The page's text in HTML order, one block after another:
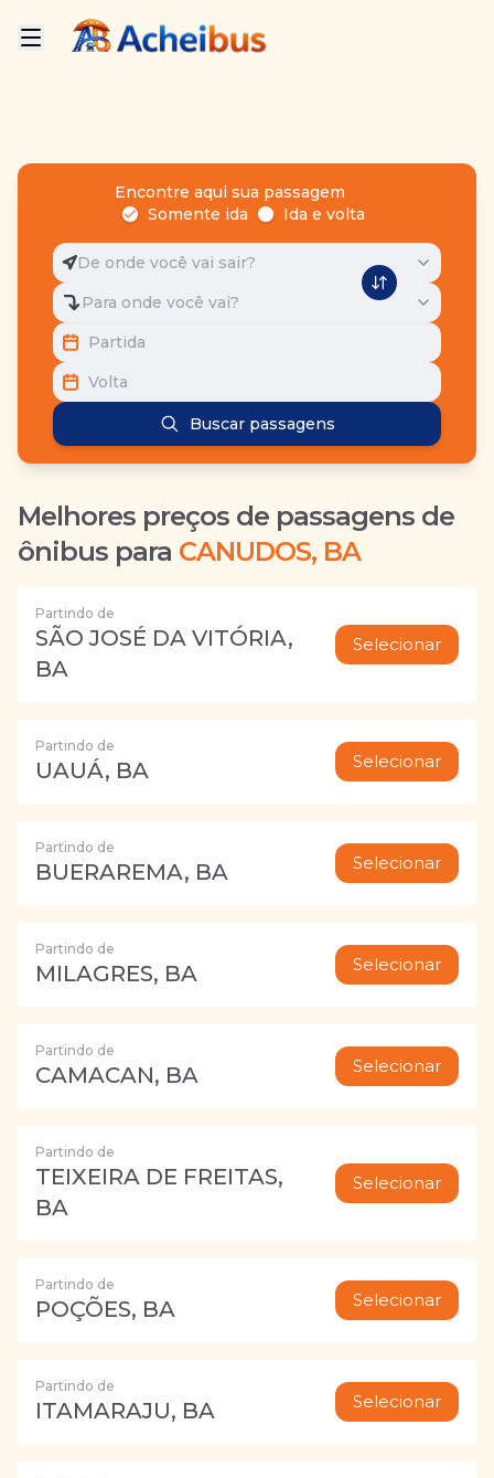
Encontre aqui sua passagem
Somente ida
Ida e volta
De onde você vai sair?
Para onde você vai?
Partida
Volta
Buscar passagens
Melhores preços de passagens de
ônibus para CANUDOS, BA
Partindo de
SÃO JOSÉ DA VITÓRIA,
BA
Selecionar
Partindo de
UAUÁ, BA Selecionar
Partindo de
BUERAREMA, BA Selecionar
Partindo de
MILAGRES, BA Selecionar
Partindo de
CAMACAN, BA Selecionar
Partindo de
TEIXEIRA DE FREITAS,
BA
Selecionar
Partindo de
POÇÕES, BA Selecionar
Partindo de
ITAMARAJU, BA Selecionar